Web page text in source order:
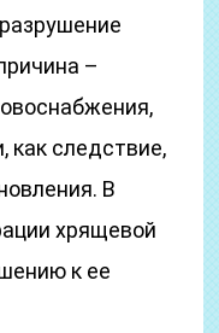
–
как следствие,
В
хрящевой
к ее